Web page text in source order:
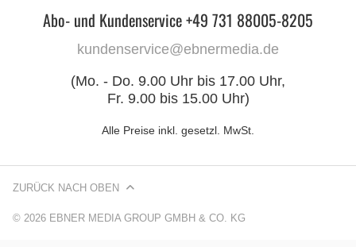
Abo- und Kundenservice +49 731 88005-8205
kundenservice@ebnermedia.de
(Mo. - Do. 9.00 Uhr bis 17.00 Uhr,
Fr. 9.00 bis 15.00 Uhr)
Alle Preise inkl. gesetzl. MwSt.
© 2026 EBNER MEDIA GROUP GMBH & CO. KG
ZURÜCK NACH OBEN